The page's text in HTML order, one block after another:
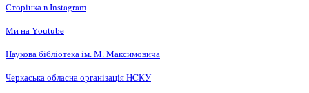
Сторінка в Instagram
Ми на Youtube
Наукова бібліотека ім. М. Максимовича
Черкаська обласна організація НCКУ